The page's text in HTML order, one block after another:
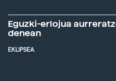
Eguzki-erlojua
denean
EKLIPSEA